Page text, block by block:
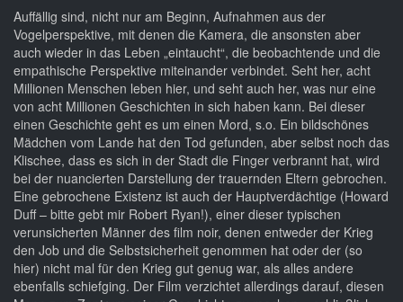
Auffällig sind, nicht nur am Beginn, Aufnahmen aus der
Vogelperspektive, mit denen die Kamera, die ansonsten aber
auch wieder in das Leben „eintaucht“, die beobachtende und die
empathische Perspektive miteinander verbindet. Seht her, acht
Millionen Menschen leben hier, und seht auch her, was nur eine
von acht Millionen Geschichten in sich haben kann. Bei dieser
einen Geschichte geht es um einen Mord, s.o. Ein bildschönes
Mädchen vom Lande hat den Tod gefunden, aber selbst noch das
Klischee, dass es sich in der Stadt die Finger verbrannt hat, wird
bei der nuancierten Darstellung der trauernden Eltern gebrochen.
Eine gebrochene Existenz ist auch der Hauptverdächtige (Howard
Duff – bitte gebt mir Robert Ryan!), einer dieser typischen
verunsicherten Männer des film noir, denen entweder der Krieg
den Job und die Selbstsicherheit genommen hat oder der (so
hier) nicht mal für den Krieg gut genug war, als alles andere
ebenfalls schiefging. Der Film verzichtet allerdings darauf, diesen